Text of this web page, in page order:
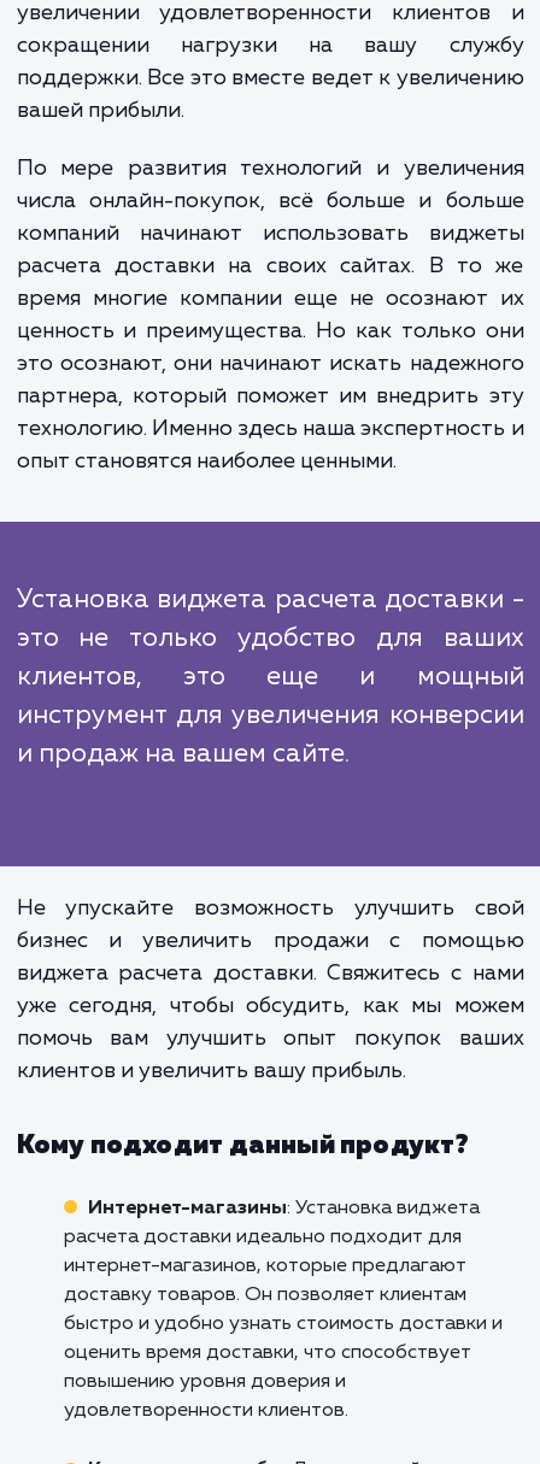
обнаружения любых ошибок или
немедленно их устраняем. Наконец, после
как виджет полностью готов и
помогаем вам в его внедрении,
обучение вашего персонала работе с
предоставление технической
случае возникновения проблем.
Возможные преимущества достижения
услуги заключаются в увеличении
увеличении удовлетворенности
сокращении нагрузки на вашу
поддержки. Все это вместе ведет к
числа онлайн-покупок, всё больше и
компаний начинают использовать
расчета доставки на своих сайтах. В
время многие компании еще не
ценность и преимущества. Но как только
это осознают, они начинают искать
опыт становятся наиболее ценными.
Установка виджета расчета
это не только удобство для
инструмент для увеличения
и продаж на вашем сайте.
Не упускайте возможность улучшить
бизнес и увеличить продажи с